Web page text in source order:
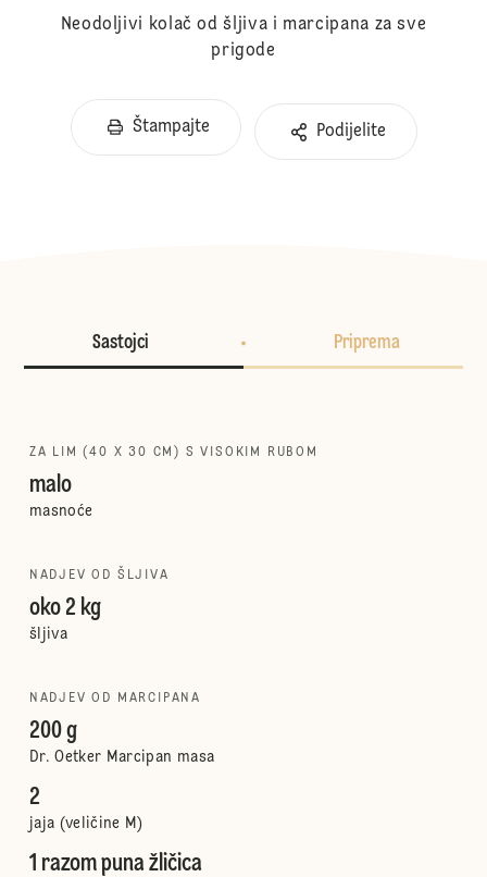
Neodoljivi kolač od šljiva i marcipana za sve
prigode
Štampajte Podijelite
Sastojci Priprema
ZA LIM (40 X 30 CM) S VISOKIM RUBOM
malo
masnoće
NADJEV OD ŠLJIVA
oko 2 kg
šljiva
NADJEV OD MARCIPANA
200 g
Dr. Oetker Marcipan masa
2
jaja (veličine M)
1 razom puna žličica